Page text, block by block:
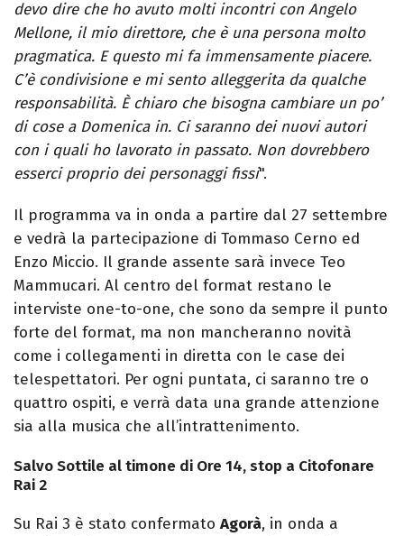
devo dire che ho avuto molti incontri con Angelo
Mellone, il mio direttore, che è una persona molto
pragmatica. E questo mi fa immensamente piacere.
C’è condivisione e mi sento alleggerita da qualche
responsabilità. È chiaro che bisogna cambiare un po’
di cose a Domenica in. Ci saranno dei nuovi autori
con i quali ho lavorato in passato. Non dovrebbero
esserci proprio dei personaggi fissi".
Il programma va in onda a partire dal 27 settembre
e vedrà la partecipazione di Tommaso Cerno ed
Enzo Miccio. Il grande assente sarà invece Teo
Mammucari. Al centro del format restano le
interviste one-to-one, che sono da sempre il punto
forte del format, ma non mancheranno novità
come i collegamenti in diretta con le case dei
telespettatori. Per ogni puntata, ci saranno tre o
quattro ospiti, e verrà data una grande attenzione
sia alla musica che all’intrattenimento.
Salvo Sottile al timone di Ore 14, stop a Citofonare
Rai 2
Su Rai 3 è stato confermato Agorà, in onda a